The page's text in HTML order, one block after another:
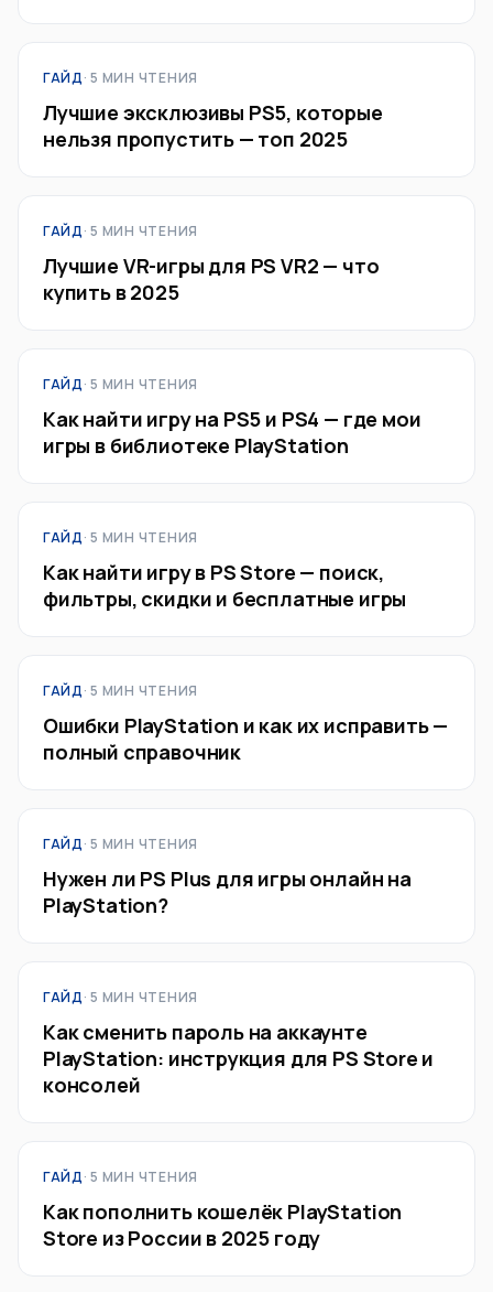
ГАЙД· 5 МИН ЧТЕНИЯ
Лучшие эксклюзивы PS5, которые
нельзя пропустить — топ 2025
ГАЙД· 5 МИН ЧТЕНИЯ
Лучшие VR-игры для PS VR2 — что
купить в 2025
ГАЙД· 5 МИН ЧТЕНИЯ
Как найти игру на PS5 и PS4 — где мои
игры в библиотеке PlayStation
ГАЙД· 5 МИН ЧТЕНИЯ
Как найти игру в PS Store — поиск,
фильтры, скидки и бесплатные игры
ГАЙД· 5 МИН ЧТЕНИЯ
Ошибки PlayStation и как их исправить —
полный справочник
ГАЙД· 5 МИН ЧТЕНИЯ
Нужен ли PS Plus для игры онлайн на
PlayStation?
ГАЙД· 5 МИН ЧТЕНИЯ
Как сменить пароль на аккаунте
PlayStation: инструкция для PS Store и
консолей
ГАЙД· 5 МИН ЧТЕНИЯ
Как пополнить кошелёк PlayStation
Store из России в 2025 году